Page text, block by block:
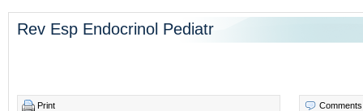
Rev Esp Endocrinol Pediatr
Print Comments